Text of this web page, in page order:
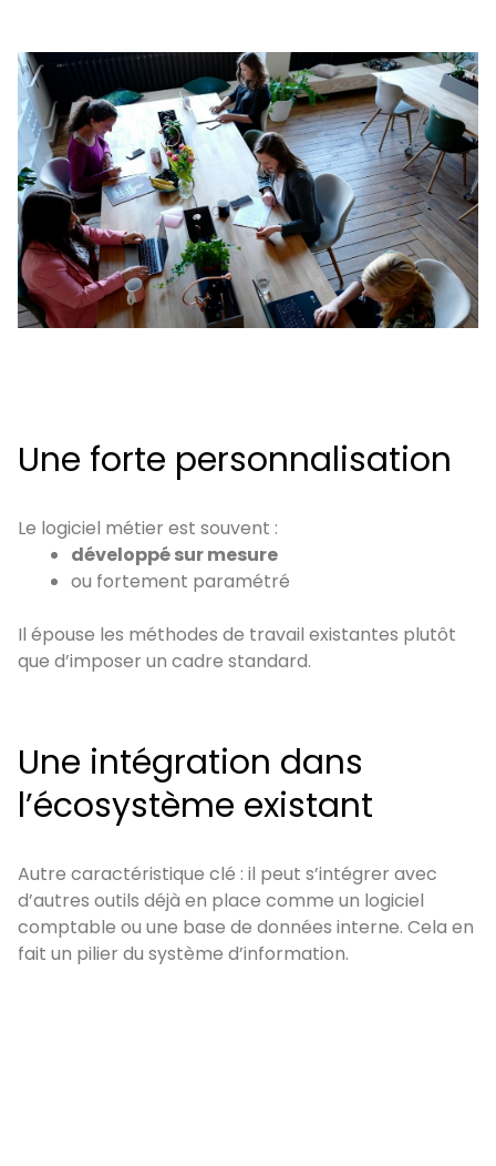
Une forte personnalisation
Le logiciel métier est souvent :
développé sur mesure
ou fortement paramétré
Il épouse les méthodes de travail existantes plutôt
que d’imposer un cadre standard.
Une intégration dans
l’écosystème existant
Autre caractéristique clé : il peut s’intégrer avec
d’autres outils déjà en place comme un logiciel
comptable ou une base de données interne. Cela en
fait un pilier du système d’information.